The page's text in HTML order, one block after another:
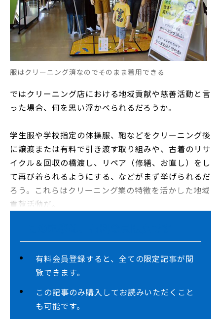
服はクリーニング済なのでそのまま着用できる
ではクリーニング店における地域貢献や慈善活動と言
った場合、何を思い浮かべられるだろうか。
学生服や学校指定の体操服、鞄などをクリーニング後
に譲渡または有料で引き渡す取り組みや、古着のリサ
イクル＆回収の橋渡し、リペア（修繕、お直し）をし
て再び着られるようにする、などがまず挙げられるだ
ろう。これらはクリーニング業の特徴を活かした地域
貢献活動だ。
有料会員登録すると、全ての限定記事が閲
覧できます。
この記事のみ購入してお読みいただくこと
も可能です。